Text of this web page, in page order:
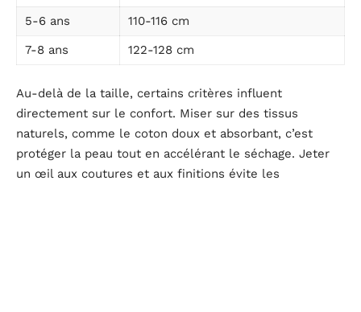
5-6 ans
110-116 cm
7-8 ans
122-128 cm
Au-delà de la taille, certains critères influent
directement sur le confort. Miser sur des tissus
naturels, comme le coton doux et absorbant, c’est
protéger la peau tout en accélérant le séchage. Jeter
un œil aux coutures et aux finitions évite les